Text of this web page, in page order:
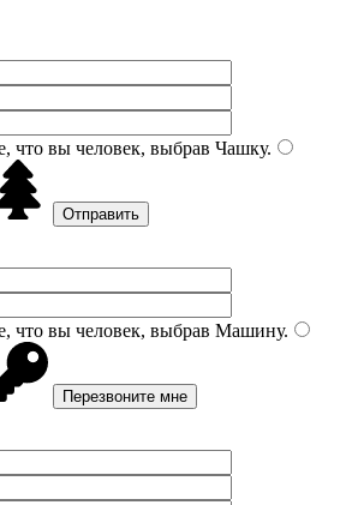
что вы человек, выбрав Чашку.
что вы человек, выбрав Машину.